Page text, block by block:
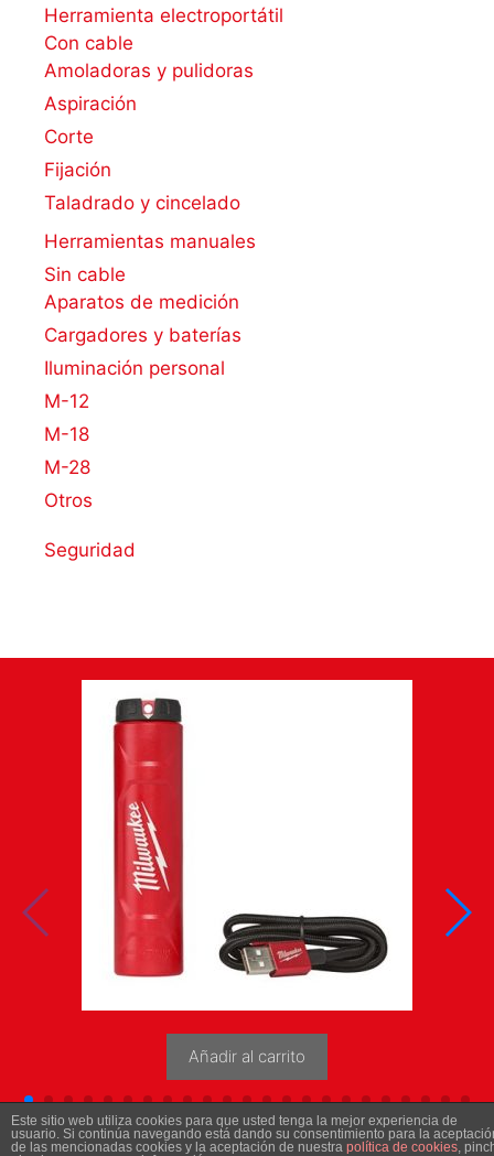
Herramienta electroportátil
Con cable
Amoladoras y pulidoras
Aspiración
Corte
Fijación
Taladrado y cincelado
Herramientas manuales
Sin cable
Aparatos de medición
Cargadores y baterías
Iluminación personal
M-12
M-18
M-28
Otros
Seguridad
Añadir al carrito
Este sitio web utiliza cookies para que usted tenga la mejor experiencia de
usuario. Si continúa navegando está dando su consentimiento para la
de las mencionadas cookies y la aceptación de nuestra política de cookies,